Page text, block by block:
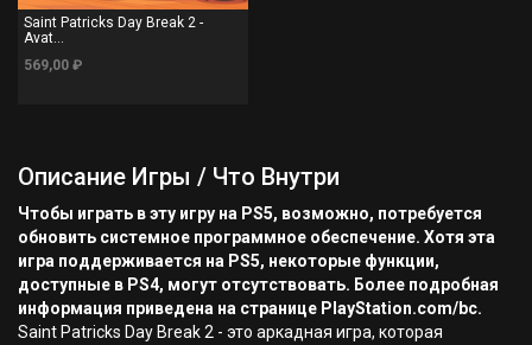
Saint Patricks Day Break 2 -
Avat...
569,00 ₽
Описание Игры / Что Внутри
Чтобы играть в эту игру на PS5, возможно, потребуется
обновить системное программное обеспечение. Хотя эта
игра поддерживается на PS5, некоторые функции,
доступные в PS4, могут отсутствовать. Более подробная
информация приведена на странице PlayStation.com/bc.
Saint Patricks Day Break 2 - это аркадная игра, которая